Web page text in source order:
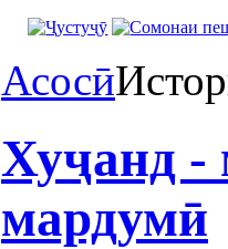
Асосӣ
Хуҷанд -
мардумӣ